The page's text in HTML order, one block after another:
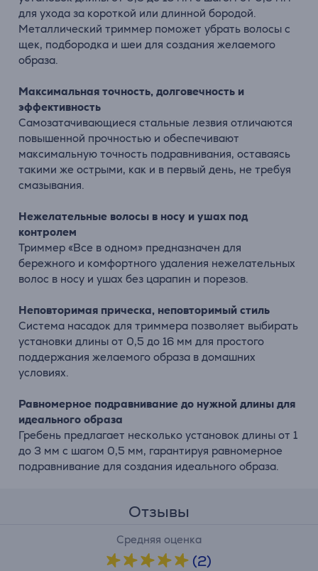
для ухода за короткой или длинной бородой.
Металлический триммер поможет убрать волосы с
щек, подбородка и шеи для создания желаемого
образа.
Максимальная точность, долговечность и
эффективность
Самозатачивающиеся стальные лезвия отличаются
повышенной прочностью и обеспечивают
максимальную точность подравнивания, оставаясь
такими же острыми, как и в первый день, не требуя
смазывания.
Нежелательные волосы в носу и ушах под
контролем
Триммер «Все в одном» предназначен для
бережного и комфортного удаления нежелательных
волос в носу и ушах без царапин и порезов.
Неповторимая прическа, неповторимый стиль
Система насадок для триммера позволяет выбирать
установки длины от 0,5 до 16 мм для простого
поддержания желаемого образа в домашних
условиях.
Равномерное подравнивание до нужной длины для
идеального образа
Гребень предлагает несколько установок длины от 1
до 3 мм с шагом 0,5 мм, гарантируя равномерное
подравнивание для создания идеального образа.
Отзывы
Средняя оценка
(2)